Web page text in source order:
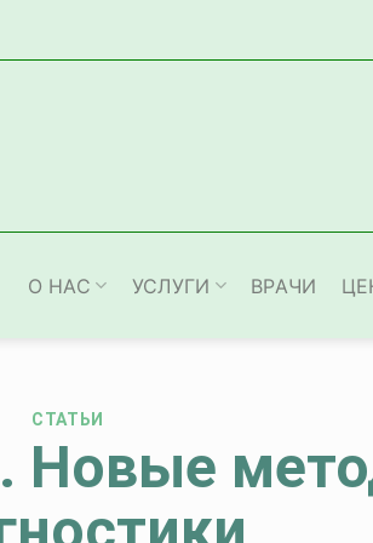
О НАС УСЛУГИ ВРАЧИ
СТАТЬИ
Новые